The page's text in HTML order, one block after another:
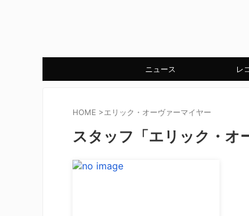
ニュース レ
HOME >エリック・オーヴァーマイヤー
スタッフ「エリック・オ